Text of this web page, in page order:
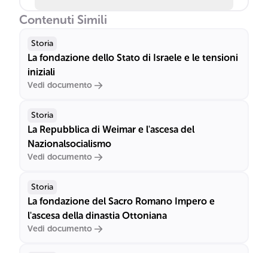
Contenuti Simili
Storia
La fondazione dello Stato di Israele e le tensioni
iniziali
Vedi documento
Storia
La Repubblica di Weimar e l'ascesa del
Nazionalsocialismo
Vedi documento
Storia
La fondazione del Sacro Romano Impero e
l'ascesa della dinastia Ottoniana
Vedi documento